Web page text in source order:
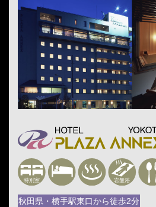
秋田県・横手駅東口から徒歩2分